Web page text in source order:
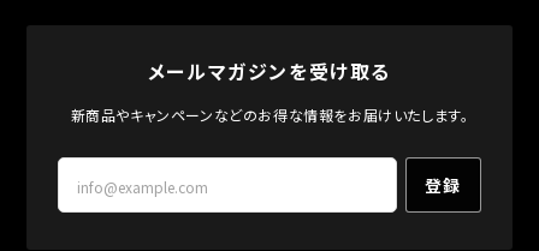
メールマガジンを受け取る
新商品やキャンペーンなどのお得な情報をお届けいたします。
登録